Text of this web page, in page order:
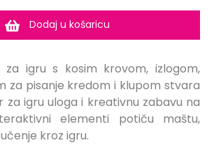
Dodaj u košaricu
za igru ​​s kosim krovom, izlogom,
za pisanje kredom i klupom stvara
za igru ​​uloga i kreativnu zabavu na
elementi potiču maštu,
kroz igru.